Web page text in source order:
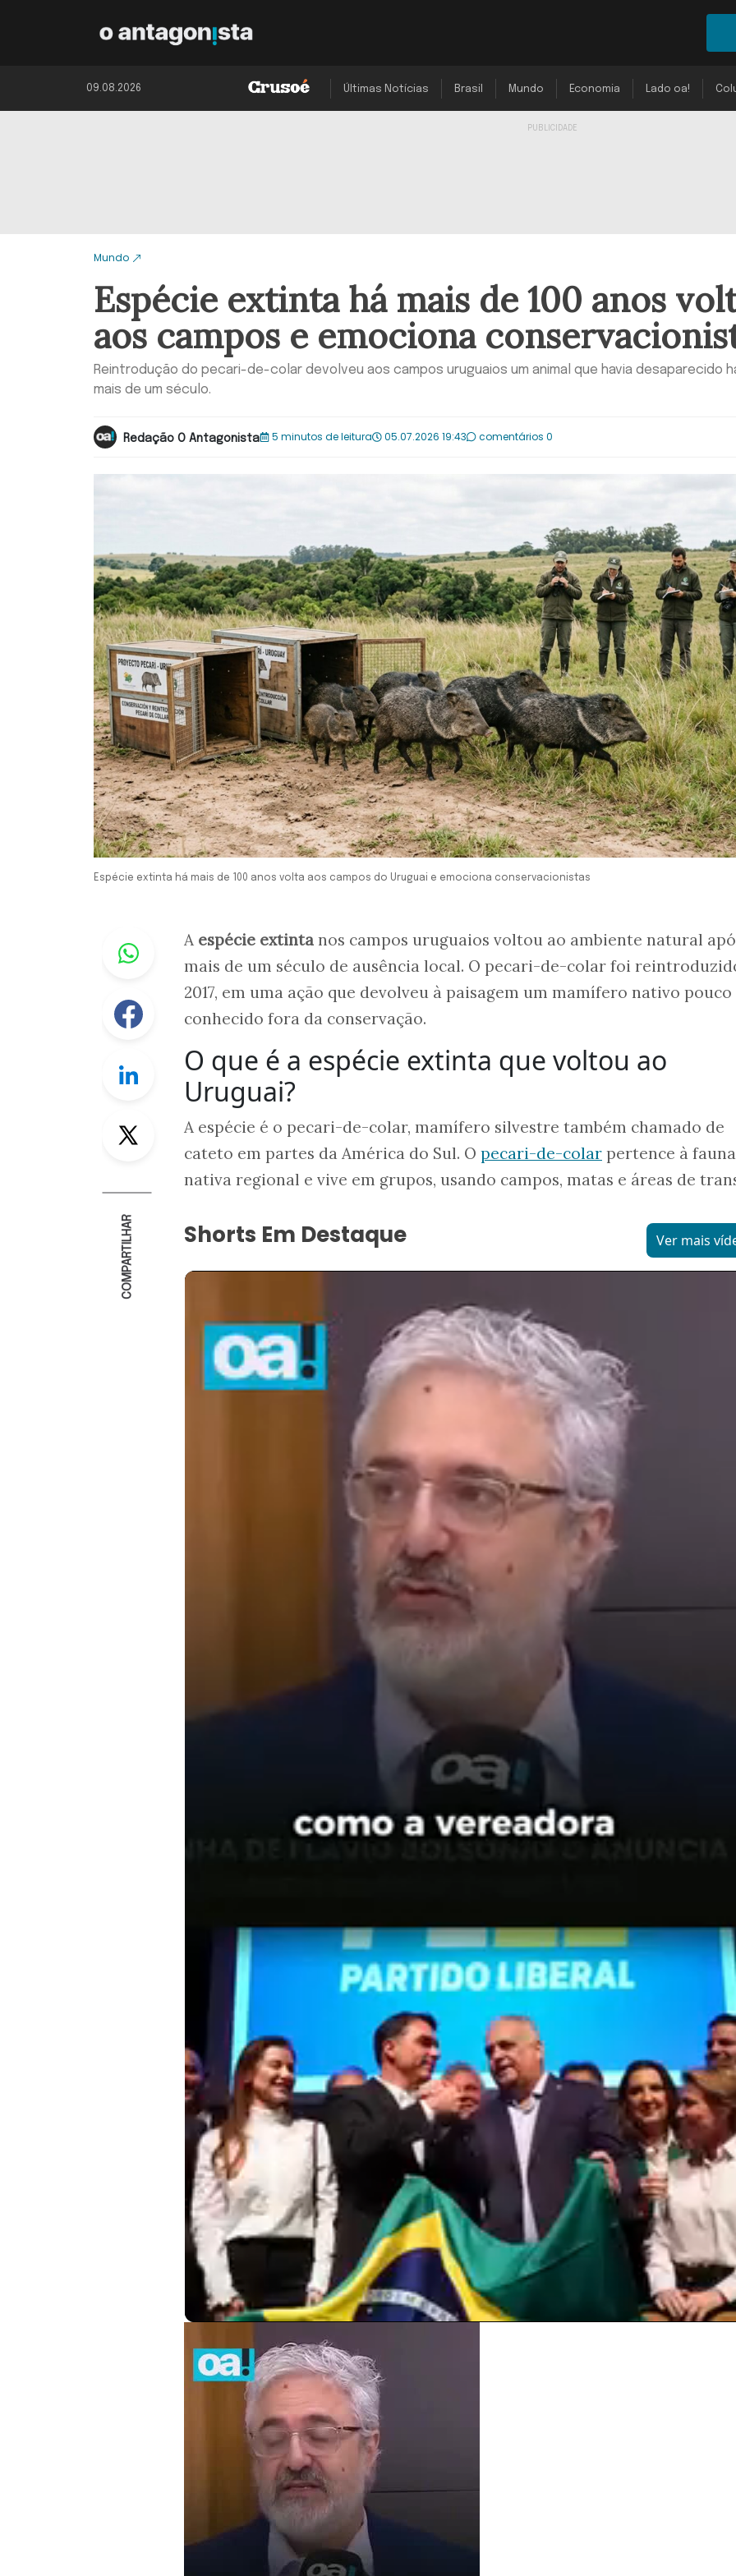
09.08.2026 Últimas Notícias Brasil Mundo Economia Lado oa!
Mundo
Espécie extinta há mais de 100 anos
aos campos e emociona
Reintrodução do pecari-de-colar devolveu aos campos uruguaios um animal que havia desaparecido
mais de um século.
Redação O Antagonista 5 minutos de leitura 05.07.2026 19:43 comentários 0
Espécie extinta há mais de 100 anos volta aos campos do Uruguai e emociona conservacionistas
Whastapp
Facebook
Linkedin
Twitter
COMPARTILHAR
A espécie extinta nos campos uruguaios voltou ao ambiente natural
mais de um século de ausência local. O pecari-de-colar foi
2017, em uma ação que devolveu à paisagem um mamífero nativo pouco
conhecido fora da conservação.
O que é a espécie extinta que voltou ao
Uruguai?
A espécie é o pecari-de-colar, mamífero silvestre também chamado de
cateto em partes da América do Sul. O pecari-de-colar pertence à fauna
nativa regional e vive em grupos, usando campos, matas e áreas de
Shorts Em Destaque Ver mais